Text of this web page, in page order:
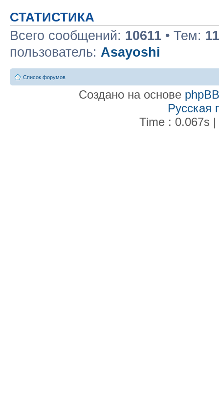
СТАТИСТИКА
Всего сообщений: 10611 • Тем:
пользователь: Asayoshi
Список форумов
Создано на основе phpBB
Русская
Time : 0.067s